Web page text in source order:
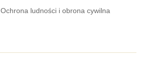
Ochrona ludności i obrona cywilna